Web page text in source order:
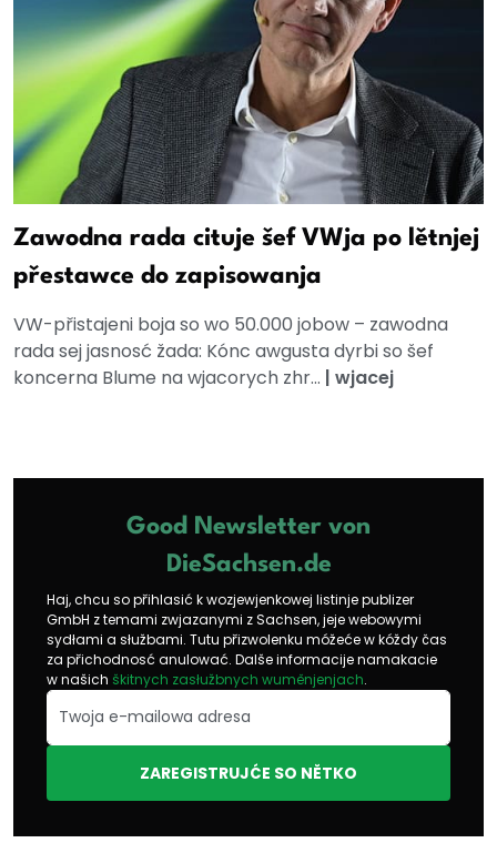
Zawodna rada cituje šef VWja po lětnjej
přestawce do zapisowanja
VW-přistajeni boja so wo 50.000 jobow – zawodna
rada sej jasnosć žada: Kónc awgusta dyrbi so šef
koncerna Blume na wjacorych zhr... | wjacej
Good Newsletter von
DieSachsen.de
Haj, chcu so přihlasić k wozjewjenkowej listinje publizer
GmbH z temami zwjazanymi z Sachsen, jeje webowymi
sydłami a słužbami. Tutu přizwolenku móžeće w kóždy čas
za přichodnosć anulować. Dalše informacije namakacie
w našich škitnych zasłužbnych wuměnjenjach.
ZAREGISTRUJĆE SO NĚTKO